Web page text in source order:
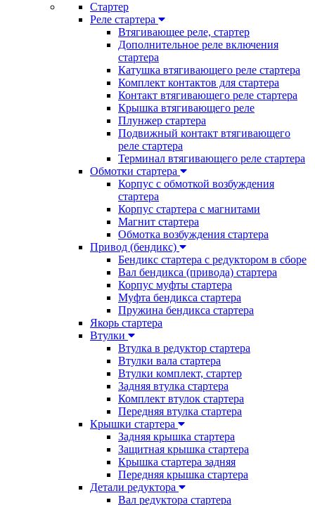
Стартер
Реле стартера
Втягивающее реле, стартер
Дополнительное реле включения
стартера
Катушка втягивающего реле стартера
Комплект контактов для стартера
Контакт втягивающего реле стартера
Крышка втягивающего реле
Плунжер стартера
Подвижный контакт втягивающего
реле стартера
Терминал втягивающего реле стартера
Обмотки стартера
Корпус с обмоткой возбуждения
стартера
Корпус стартера с магнитами
Магнит стартера
Обмотка возбуждения стартера
Привод (бендикс)
Бендикс стартера с редуктором в сборе
Вал бендикса (привода) стартера
Корпус муфты стартера
Муфта бендикса стартера
Пружина бендикса стартера
Якорь стартера
Втулки
Втулка в редуктор стартера
Втулки вала стартера
Втулки комплект, стартер
Задняя втулка стартера
Комплект втулок стартера
Передняя втулка стартера
Крышки стартера
Задняя крышка стартера
Защитная крышка стартера
Крышка стартера задняя
Передняя крышка стартера
Детали редуктора
Вал редуктора стартера